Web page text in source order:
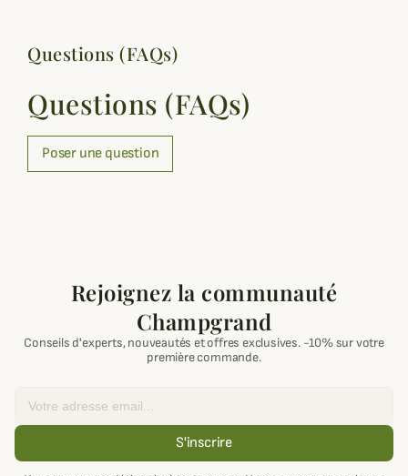
Questions (FAQs)
Questions (FAQs)
Poser une question
Rejoignez la communauté
Champgrand
Conseils d'experts, nouveautés et offres exclusives. -10% sur votre
première commande.
S'inscrire